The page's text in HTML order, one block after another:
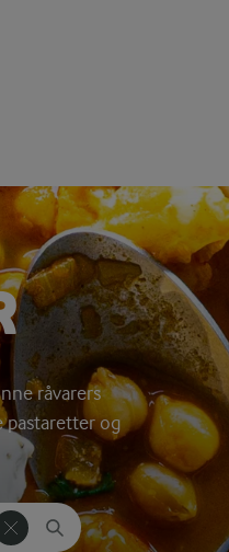
råvarers
pastaretter og